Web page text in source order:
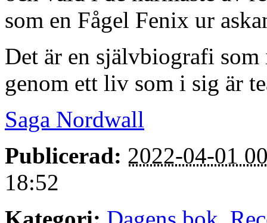
som en Fågel Fenix ur
Det är en självbiografi som
genom ett liv som i sig är
Saga Nordwall
Publicerad: 2022-04-01
18:52